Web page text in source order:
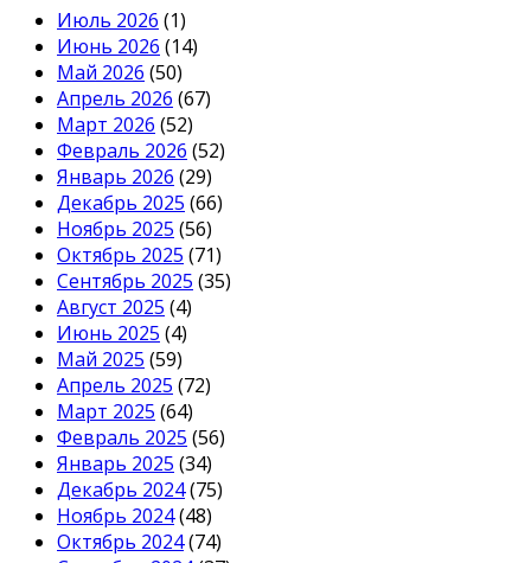
Июль 2026 (1)
Июнь 2026 (14)
Май 2026 (50)
Апрель 2026 (67)
Март 2026 (52)
Февраль 2026 (52)
Январь 2026 (29)
Декабрь 2025 (66)
Ноябрь 2025 (56)
Октябрь 2025 (71)
Сентябрь 2025 (35)
Август 2025 (4)
Июнь 2025 (4)
Май 2025 (59)
Апрель 2025 (72)
Март 2025 (64)
Февраль 2025 (56)
Январь 2025 (34)
Декабрь 2024(75)
Ноябрь 2024(48)
Октябрь 2024(74)